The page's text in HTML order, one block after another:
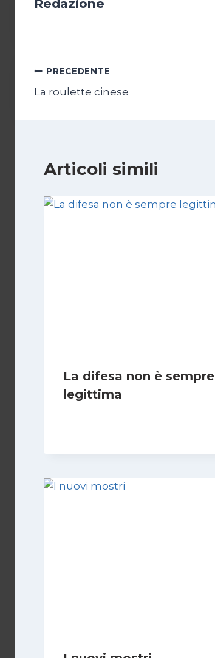
Redazione
Navigazione
articoli
PRECEDENTE
La roulette cinese
Articoli simili
La difesa non è sempre
legittima